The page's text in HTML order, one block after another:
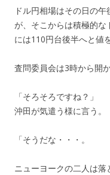
ドル円相場はその日の
が、そこからは積極的な
には110円台後半へと値
査問委員会は3時から開
「そろそろですね？」
沖田が気遣う様に言う。
「そうだな・・・。
ニューヨークの二人は落